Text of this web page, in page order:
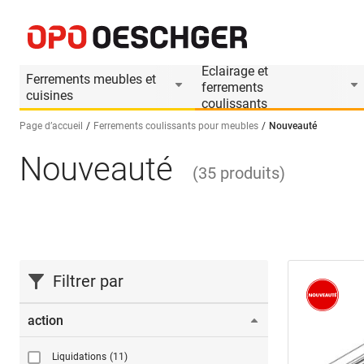
Ferrements meubles et
cuisines
Eclairage et
ferrements
coulissants
Sélectionnez une langue (FR)
Page d’accueil Ferrements coulissants pour meubles Nouveauté
Nouveauté (35 produits)
Filtrer par
action
Liquidations (11)